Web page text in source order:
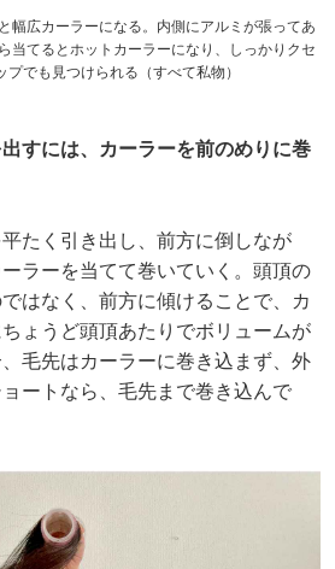
幅広カーラーになる。内側にアルミが張ってあ
当てるとホットカーラーになり、しっかりクセ
プでも見つけられる（すべて私物）
すには、カーラーを前のめりに巻
たく引き出し、前方に倒しなが
ラーを当てて巻いていく。頭頂の
はなく、前方に傾けることで、カ
ょうど頭頂あたりでボリュームが
毛先はカーラーに巻き込まず、外
ートなら、毛先まで巻き込んで